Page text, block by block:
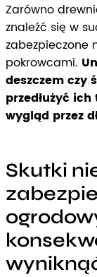
Zarówno
znaleźć się w
zabezpieczone
pokrowcami.
deszczem czy
przedłużyć
wygląd przez
Skutki